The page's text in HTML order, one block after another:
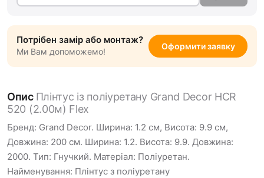
Потрібен замір або монтаж?
Ми Вам допоможемо!
Оформити заявку
Опис Плінтус із поліуретану Grand Decor HCR
520 (2.00м) Flex
Бренд: Grand Decor. Ширина: 1.2 см, Висота: 9.9 см,
Довжина: 200 см. Ширина: 1.2. Висота: 9.9. Довжина:
2000. Тип: Гнучкий. Матеріал: Поліуретан.
Найменування: Плінтус з поліуретану